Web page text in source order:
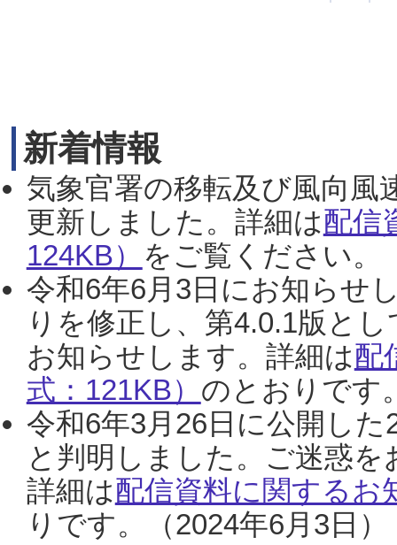
新着情報
気象官署の移転及び風向風
更新しました。詳細は配信
124KB） をご覧ください。
令和6年6月3日にお知らせ
りを修正し、第4.0.1版と
お知らせします。詳細は配
式：121KB） のとおりです
令和6年3月26日に公開し
と判明しました。ご迷惑
詳細は配信資料に関するお
りです。（2024年6月3日）